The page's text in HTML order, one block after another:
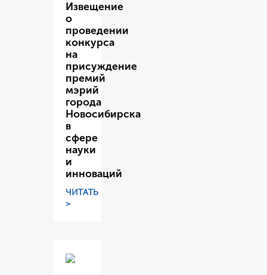
Извещение
о
проведении
конкурса
на
присуждение
премий
мэрий
города
Новосибирска
в
сфере
науки
и
инноваций
ЧИТАТЬ
>